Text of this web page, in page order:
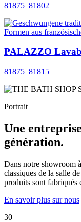
81875_81802
PALAZZO
81875_81815
Portrait
Une
génération.
Dans notre showroom
classiques de la salle
produits sont fabriqués
En savoir plus sur nous
30